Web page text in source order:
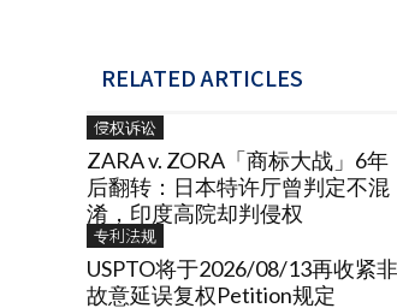
RELATED ARTICLES
侵权诉讼
ZARA v. ZORA「商标大战」6年
后翻转：日本特许厅曾判定不混
淆，印度高院却判侵权
专利法规
USPTO将于2026/08/13再收紧非
故意延误复权Petition规定